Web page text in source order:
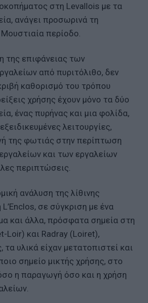
στη Levallois με τα
ανάγει προσωρινά τη
περίοδο.
της επιφάνειας των
από πυριτόλιθο, δεν
καθορισμό του τρόπου
χρήσης έχουν μόνο τα δύο
ένας πυρήνας και μια φολίδα,
λειτουργίες,
της φωτιάς στην περίπτωση
και των εργαλείων
περιπτώσεις.
ανάλυση της λίθινης
σε σύγκριση με ένα
και άλλα, πρόσφατα σημεία στη
Loir) και Radray (Loiret),
υλικά είχαν μετατοπιστεί και
σημείο μικτής χρήσης, στο
η παραγωγή όσο και η χρήση